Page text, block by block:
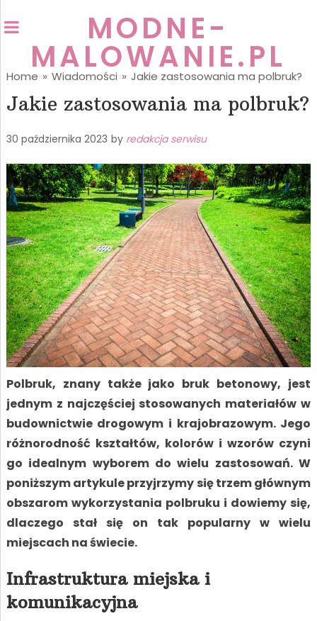
MODNE-
MALOWANIE.PL
Home » Wiadomości » Jakie zastosowania ma polbruk?
Jakie zastosowania ma polbruk?
30 października 2023 by redakcja serwisu
Polbruk, znany także jako bruk betonowy, jest
jednym z najczęściej stosowanych materiałów w
budownictwie drogowym i krajobrazowym. Jego
różnorodność kształtów, kolorów i wzorów czyni
go idealnym wyborem do wielu zastosowań. W
poniższym artykule przyjrzymy się trzem głównym
obszarom wykorzystania polbruku i dowiemy się,
dlaczego stał się on tak popularny w wielu
miejscach na świecie.
Infrastruktura miejska i
komunikacyjna